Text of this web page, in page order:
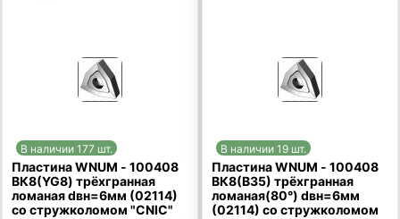
В наличии 177 шт.
Пластина WNUM - 100408
ВК8(YG8) трёхгранная
ломаная dвн=6мм (02114)
со стружколомом "CNIC"
В наличии 19 шт.
Пластина WNUM - 100408
ВК8(В35) трёхгранная
ломаная(80°) dвн=6мм
(02114) со стружколомом